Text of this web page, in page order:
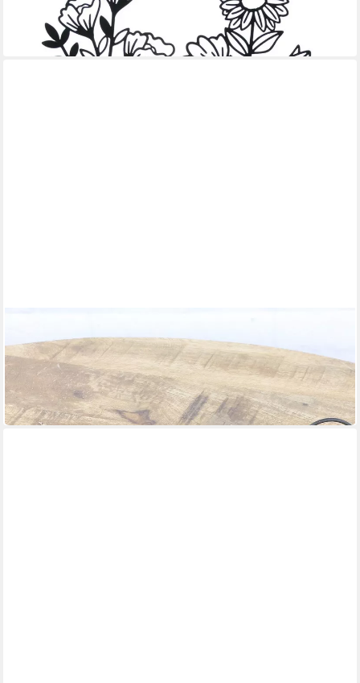
(7,95 €/ 1 Stk)
in 6-7 Werktagen bei dir
Kerzenhalter modernes Design Kerzenständer Tisch-
Dekoration Kerzen Halter Teelicht
10,90 € UVP 19,90 €
-45%
in 2-3 Werktagen bei dir